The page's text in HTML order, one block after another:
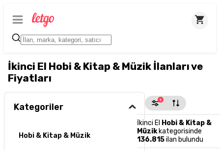
İkinci El Hobi & Kitap & Müzik İlanları ve
Fiyatları
Kategoriler
Hobi & Kitap & Müzik
1
İkinci El Hobi & Kitap &
Müzikkategorisinde
136.815ilan bulundu